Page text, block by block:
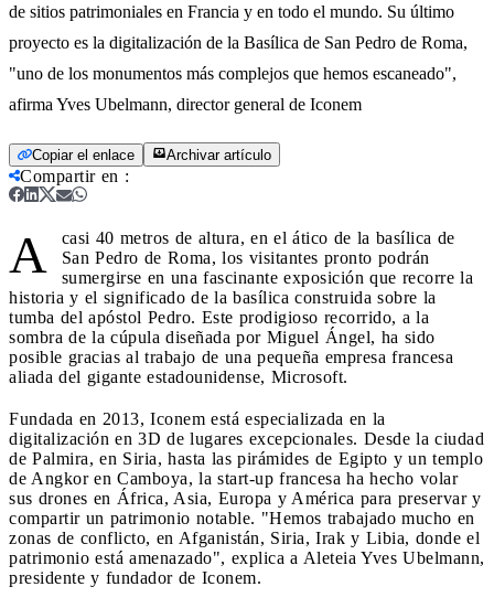
de sitios patrimoniales en Francia y en todo el mundo. Su último
proyecto es la digitalización de la Basílica de San Pedro de Roma,
"uno de los monumentos más complejos que hemos escaneado",
afirma Yves Ubelmann, director general de Iconem
Copiar el enlace Archivar artículo
Compartir en :
A
casi 40 metros de altura, en el ático de la basílica de
San Pedro de Roma, los visitantes pronto podrán
sumergirse en una fascinante exposición que recorre la
historia y el significado de la basílica construida sobre la
tumba del apóstol Pedro. Este prodigioso recorrido, a la
sombra de la cúpula diseñada por Miguel Ángel, ha sido
posible gracias al trabajo de una pequeña empresa francesa
aliada del gigante estadounidense, Microsoft.
Fundada en 2013, Iconem está especializada en la
digitalización en 3D de lugares excepcionales. Desde la ciudad
de Palmira, en Siria, hasta las pirámides de Egipto y un templo
de Angkor en Camboya, la start-up francesa ha hecho volar
sus drones en África, Asia, Europa y América para preservar y
compartir un patrimonio notable. "Hemos trabajado mucho en
zonas de conflicto, en Afganistán, Siria, Irak y Libia, donde el
patrimonio está amenazado", explica a Aleteia Yves Ubelmann,
presidente y fundador de Iconem.